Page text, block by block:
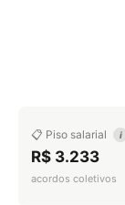
📋 Piso salarial i
R$ 3.233
acordos coletivos